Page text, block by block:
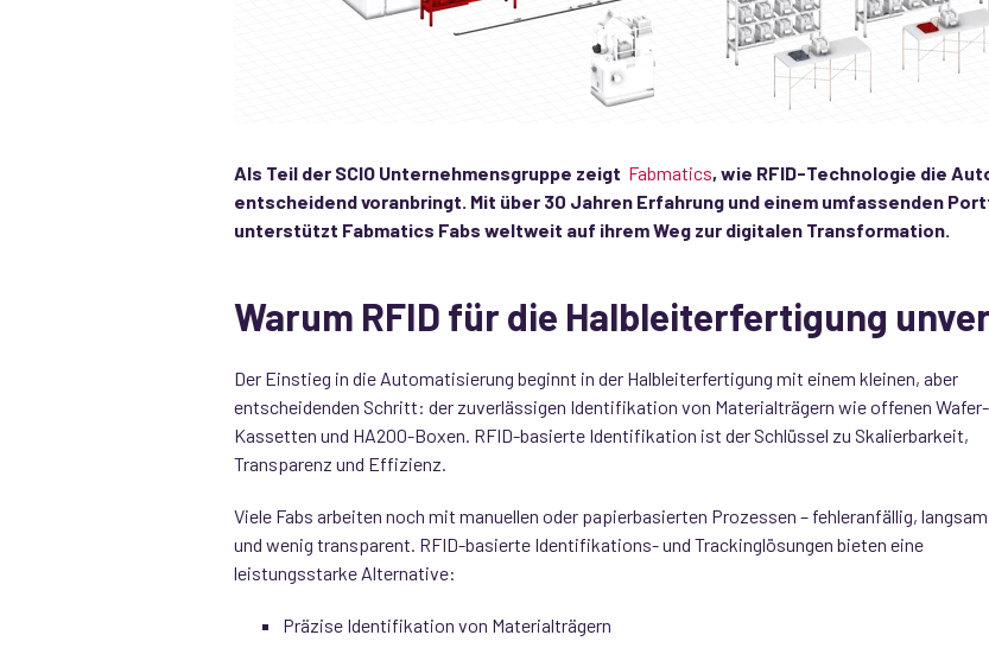
Als Teil der SCIO Unternehmensgruppe zeigt Fabmatics, wie RFID-Technologie die
entscheidend voranbringt. Mit über 30 Jahren Erfahrung und einem umfassenden
unterstützt Fabmatics Fabs weltweit auf ihrem Weg zur digitalen Transformation.
Warum RFID für die Halbleiterfertigung
Der Einstieg in die Automatisierung beginnt in der Halbleiterfertigung mit einem kleinen, aber
entscheidenden Schritt: der zuverlässigen Identifikation von Materialträgern wie offenen Wafer-
Kassetten und HA200-Boxen. RFID-basierte Identifikation ist der Schlüssel zu Skalierbarkeit,
Transparenz und Effizienz.
Viele Fabs arbeiten noch mit manuellen oder papierbasierten Prozessen – fehleranfällig, langsam
und wenig transparent. RFID-basierte Identifikations- und Trackinglösungen bieten eine
leistungsstarke Alternative:
Präzise Identifikation von Materialträgern